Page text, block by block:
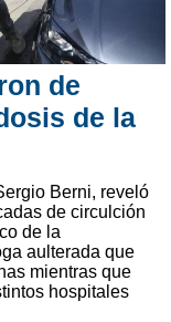
de
de la
Berni, reveló
de circulción
de la
aulterada que
mientras que
hospitales